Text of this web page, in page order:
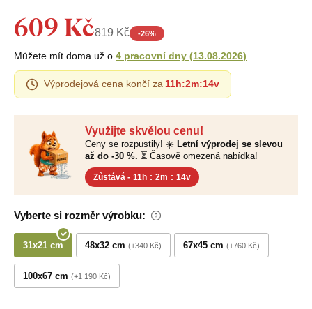
Využijte skvělou cenu!
Ceny se rozpustily! ☀️ Letní výprodej se slevou
až do -30 %. ⏳ Časově omezená nabídka!
Zůstává - 11h : 2m : 13v
Vyberte si rozměr výrobku:
31x21 cm 48x32 cm +340 Kč 67x45 cm +760 Kč
100x67 cm +1 190 Kč
609 Kč819 Kč -26%
Můžete mít doma už o 4 pracovní dny (13.08.2026)
Výprodejová cena končí za 11h:2m:13v